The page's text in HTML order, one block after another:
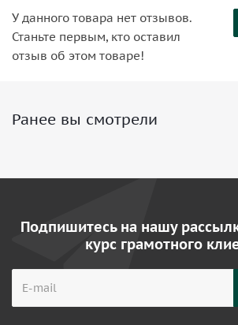
У данного товара нет отзывов.
Станьте первым, кто оставил
отзыв об этом товаре!
Ранее вы смотрели
Подпишитесь на нашу
курс грамотного